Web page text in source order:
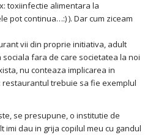
toxiinfectie alimentara la
pot continua…:) ). Dar cum ziceam
vii din proprie initiativa, adult
fara de care societatea la noi
nu conteaza implicarea in
restaurantul trebuie sa fie exemplul
se presupune, o institutie de
imi dau in grija copilul meu cu gandul